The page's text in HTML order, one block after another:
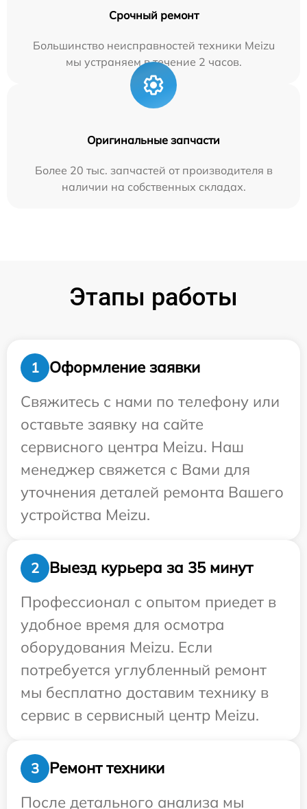
Срочный ремонт
Большинство неисправностей техники Meizu
мы устраняем в течение 2 часов.
Оригинальные запчасти
Более 20 тыс. запчастей от производителя в
наличии на собственных складах.
Этапы работы
1
Оформление заявки
Свяжитесь с нами по телефону или
оставьте заявку на сайте
сервисного центра Meizu. Наш
менеджер свяжется с Вами для
уточнения деталей ремонта Вашего
устройства Meizu.
2
Выезд курьера за 35 минут
Профессионал с опытом приедет в
удобное время для осмотра
оборудования Meizu. Если
потребуется углубленный ремонт
мы бесплатно доставим технику в
сервис в сервисный центр Meizu.
3
Ремонт техники
После детального анализа мы